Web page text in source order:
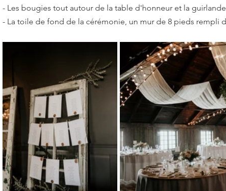
- Les bougies tout autour de la table d'honneur et la
- La toile de fond de la cérémonie, un mur de 8 pieds rempli